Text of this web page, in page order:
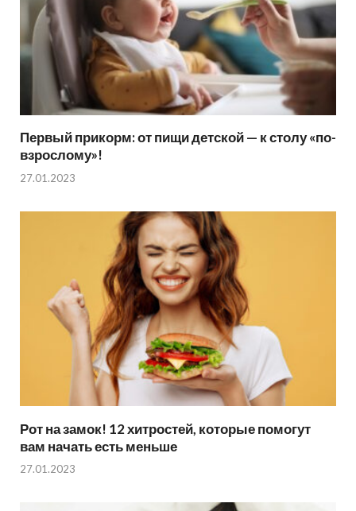
Первый прикорм: от пищи детской — к столу «по-
взрослому»!
27.01.2023
Рот на замок! 12 хитростей, которые помогут
вам начать есть меньше
27.01.2023